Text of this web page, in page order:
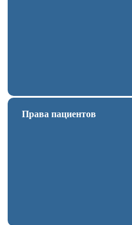
Права пациентов